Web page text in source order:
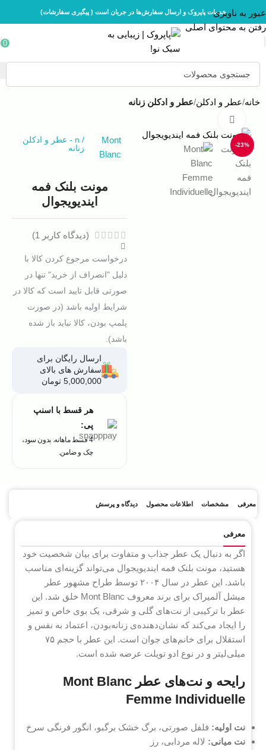
عبور به ناوبری
رفتن به محتوای اصلی
خدمات پاپروک و ارسال سفارش‌ها در جریان است ( پیگیری سفارشات)
0
خانه عطر و ادکلن عطر و ادکلن زنانه
-23%
Mont
Blanc
/
n
- عطر و ادکلن
زنانه
مونت بلنک فمه
ایندیویجوال
(دیدگاه کاربر 1
)
درخواست مرجوع کردن کالا با
دلیل "انصراف از خرید" تنها در
صورتی قابل تایید است که کالا در
شرایط اولیه باشد (در صورت
پلمپ بودن، کالا نباید باز شده
باشد).
ارسال رایگان برای
سفارش های بالای
5,000,000 تومان
هر قسط با اسنپ
پی:
4 قسط ماهانه. بدون سود،
چک و ضامن.
معرفی مشخصات اطلاعات محصول دیدگاه و پرسش
معرفی
اگر به دنبال یک عطر جذاب و متفاوت برای بیان شخصیت خود
هستید، مونت بلنک فمه ایندیویجوال می‌تواند گزینه‌ای مناسب
باشد. این عطر در سال ۲۰۰۴ توسط طراح مشهور عطر
میشل آلمیراک برای برند معروف Mont Blanc خلق شد. این
عطر با ترکیبی از نت‌های گلی و شرقی، یک بوی خاص و تمیز
را ایجاد می‌کند که نشان‌دهنده‌ی زنانه‌بودن، اعتماد به نفس و
استقلال برای خانم‌های جوان است. این عطر با حجم ۷۵
میلی‌لیتر و در نوع ادو تویلت عرضه شده است.
رایحه و نت‌های عطر Mont Blanc
Femme Individuelle
نت اولیه: فلفل صورتی، برگ خشک برگبو، انگور فرنگی سرخ
نت میانی: لاله مردابی، رز